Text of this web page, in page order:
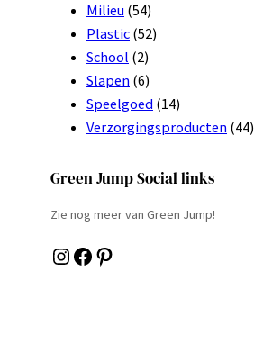
Milieu (54)
Plastic (52)
School (2)
Slapen (6)
Speelgoed (14)
Verzorgingsproducten (44)
Green Jump Social links
Zie nog meer van Green Jump!
Instagram Facebook Pinterest